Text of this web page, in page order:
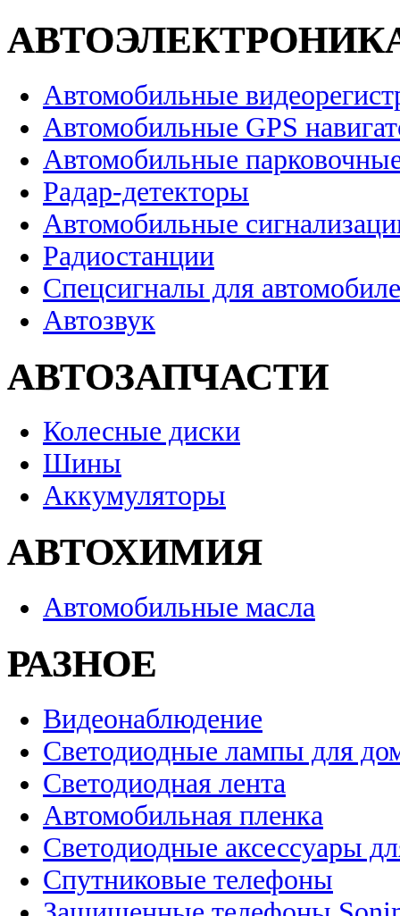
Автомобильные
Автомобильные GPS
Автомобильные
Радар-детекторы
Автомобильные
Радиостанции
Спецсигналы для
Автозвук
АВТОЗАПЧАСТИ
Колесные диски
Шины
Аккумуляторы
АВТОХИМИЯ
Автомобильные масла
РАЗНОЕ
Видеонаблюдение
Светодиодные лампы для
Светодиодная лента
Автомобильная пленка
Светодиодные аксессуары
Спутниковые телефоны